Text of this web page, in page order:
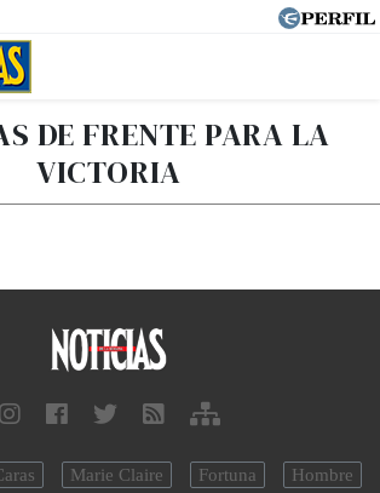
DE FRENTE PARA LA
VICTORIA
Marie Claire Fortuna
Hombre